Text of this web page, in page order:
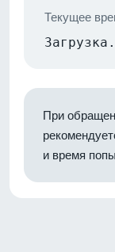
Текущее
При
и время